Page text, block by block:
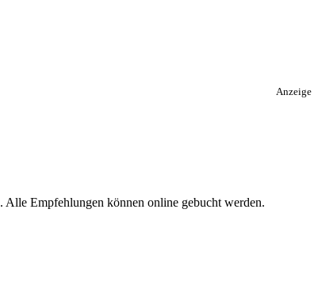
Anzeige
. Alle Empfehlungen können online gebucht werden.